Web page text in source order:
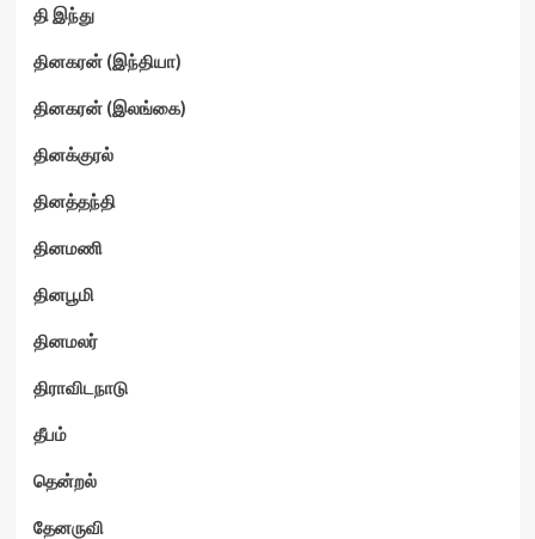
தி இந்து
தினகரன் (இந்தியா)
தினகரன் (இலங்கை)
தினக்குரல்
தினத்தந்தி
தினமணி
தினபூமி
தினமலர்
திராவிடநாடு
தீபம்
தென்றல்
தேனருவி